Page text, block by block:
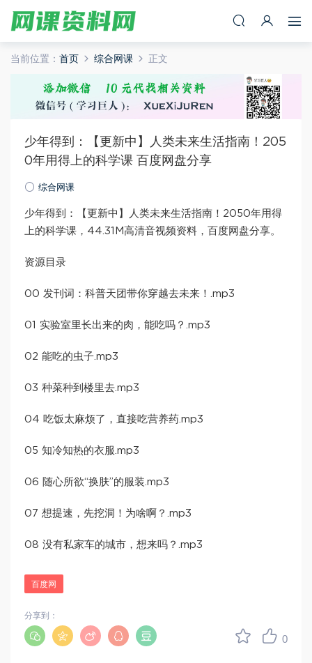
当前位置： 首页 综合网课 正文
少年得到：【更新中】人类未来生活指南！205
0年用得上的科学课 百度网盘分享
综合网课
少年得到：【更新中】人类未来生活指南！2050年用得
上的科学课，44.31M高清音视频资料，百度网盘分享。
资源目录
00 发刊词：科普天团带你穿越去未来！.mp3
01 实验室里长出来的肉，能吃吗？.mp3
02 能吃的虫子.mp3
03 种菜种到楼里去.mp3
04 吃饭太麻烦了，直接吃营养药.mp3
05 知冷知热的衣服.mp3
06 随心所欲“换肤”的服装.mp3
07 想提速，先挖洞！为啥啊？.mp3
08 没有私家车的城市，想来吗？.mp3
百度网
0
分享到：